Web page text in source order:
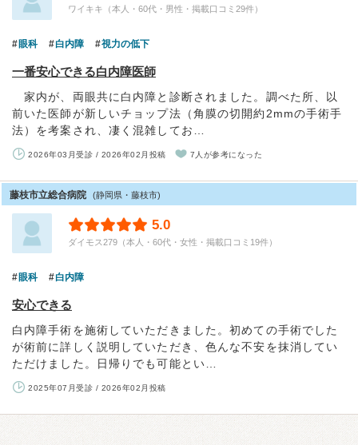
ワイキキ（本人・60代・男性・掲載口コミ29件）
眼科 白内障 視力の低下
一番安心できる白内障医師
家内が、両眼共に白内障と診断されました。調べた所、以
前いた医師が新しいチョップ法（角膜の切開約2mmの手術手
法）を考案され、凄く混雑してお…
2026年03月受診 / 2026年02月投稿 7人が参考になった
藤枝市立総合病院 (静岡県・藤枝市)
5.0
ダイモス279（本人・60代・女性・掲載口コミ19件）
眼科 白内障
安心できる
白内障手術を施術していただきました。初めての手術でした
が術前に詳しく説明していただき、色んな不安を抹消してい
ただけました。日帰りでも可能とい…
2025年07月受診 / 2026年02月投稿